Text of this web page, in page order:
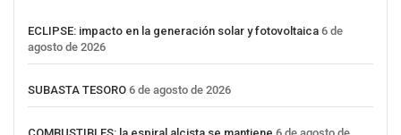
ECLIPSE: impacto en la generación solar y fotovoltaica 6 de
agosto de 2026
SUBASTA TESORO 6 de agosto de 2026